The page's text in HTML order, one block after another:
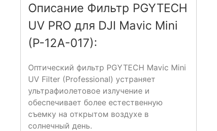
Описание Фильтр PGYTECH
UV PRO для DJI Mavic Mini
(P-12A-017):
Оптический фильтр PGYTECH Mavic Mini
UV Filter (Professional) устраняет
ультрафиолетовое излучение и
обеспечивает более естественную
съемку на открытом воздухе в
солнечный день.